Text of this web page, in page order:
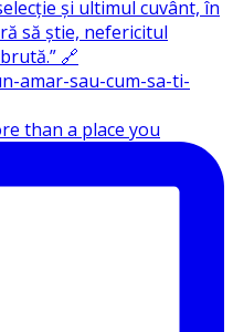
than a place you